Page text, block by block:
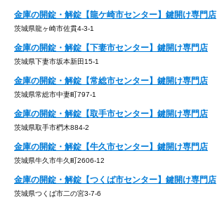
金庫の開錠・解錠【龍ケ崎市センター】鍵開け専門店
茨城県龍ヶ崎市佐貫4-3-1
金庫の開錠・解錠【下妻市センター】鍵開け専門店
茨城県下妻市坂本新田15-1
金庫の開錠・解錠【常総市センター】鍵開け専門店
茨城県常総市中妻町797-1
金庫の開錠・解錠【取手市センター】鍵開け専門店
茨城県取手市椚木884-2
金庫の開錠・解錠【牛久市センター】鍵開け専門店
茨城県牛久市牛久町2606-12
金庫の開錠・解錠【つくば市センター】鍵開け専門店
茨城県つくば市二の宮3-7-6